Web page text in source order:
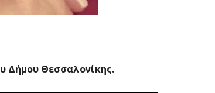
Δήμου Θεσσαλονίκης.